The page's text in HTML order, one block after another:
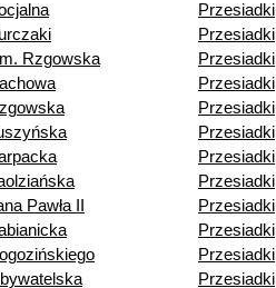
Przesiadki
Przesiadki
Rzgowska
Przesiadki
Przesiadki
Przesiadki
Przesiadki
Przesiadki
Przesiadki
Pawła II
Przesiadki
Przesiadki
Przesiadki
Przesiadki